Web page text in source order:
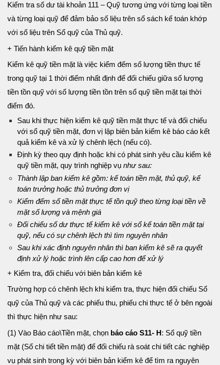
Kiểm tra số dư tài khoản 111 – Quỹ tương ứng với từng loại tiền
và từng loại quỹ để đảm bảo số liệu trên sổ sách kế toán khớp
với số liệu trên Sổ quỹ của Thủ quỹ.
+ Tiến hành kiểm kê quỹ tiền mặt
Kiểm kê quỹ tiền mặt là việc kiểm đếm số lượng tiền thực tế
trong quỹ tại 1 thời điểm nhất định để đối chiếu giữa số lượng
tiền tồn quỹ với số lượng tiền tồn trên sổ quỹ tiền mặt tại thời
điểm đó.
Sau khi thực hiện kiểm kê quỹ tiền mặt thực tế và đối chiếu
với sổ quỹ tiền mặt, đơn vị lập biên bản kiểm kê báo cáo kết
quả kiểm kê và xử lý chênh lệch (nếu có).
Định kỳ theo quy định hoặc khi có phát sinh yêu cầu kiểm kê
quỹ tiền mặt, quy trình nghiệp vụ như sau:
Thành lập ban kiểm kê gồm: kế toán tiền mặt, thủ quỹ, kế
toán trưởng hoặc thủ trưởng đơn vị
Kiểm đếm số tiền mặt thực tế tồn quỹ theo từng loại tiền về
mặt số lượng và mệnh giá
Đối chiếu số dư thực tế kiểm kê với sổ kế toán tiền mặt tại
quỹ, nếu có sự chênh lệch thì tìm nguyên nhân
Sau khi xác định nguyên nhân thì ban kiểm kê sẽ ra quyết
định xử lý hoặc trình lên cấp cao hơn để xử lý
+ Kiểm tra, đối chiếu với biên bản kiểm kê
Trường hợp có chênh lệch khi kiểm tra, thực hiện đối chiếu Sổ
quỹ của Thủ quỹ và các phiếu thu, phiếu chi thực tế ở bên ngoài
thì thực hiện như sau:
(1) Vào Báo cáo\Tiền mặt, chọn báo cáo S11- H: Sổ quỹ tiền
mặt (Sổ chi tiết tiền mặt) để đối chiếu rà soát chi tiết các nghiệp
vụ phát sinh trong kỳ với biên bản kiểm kê để tìm ra nguyên